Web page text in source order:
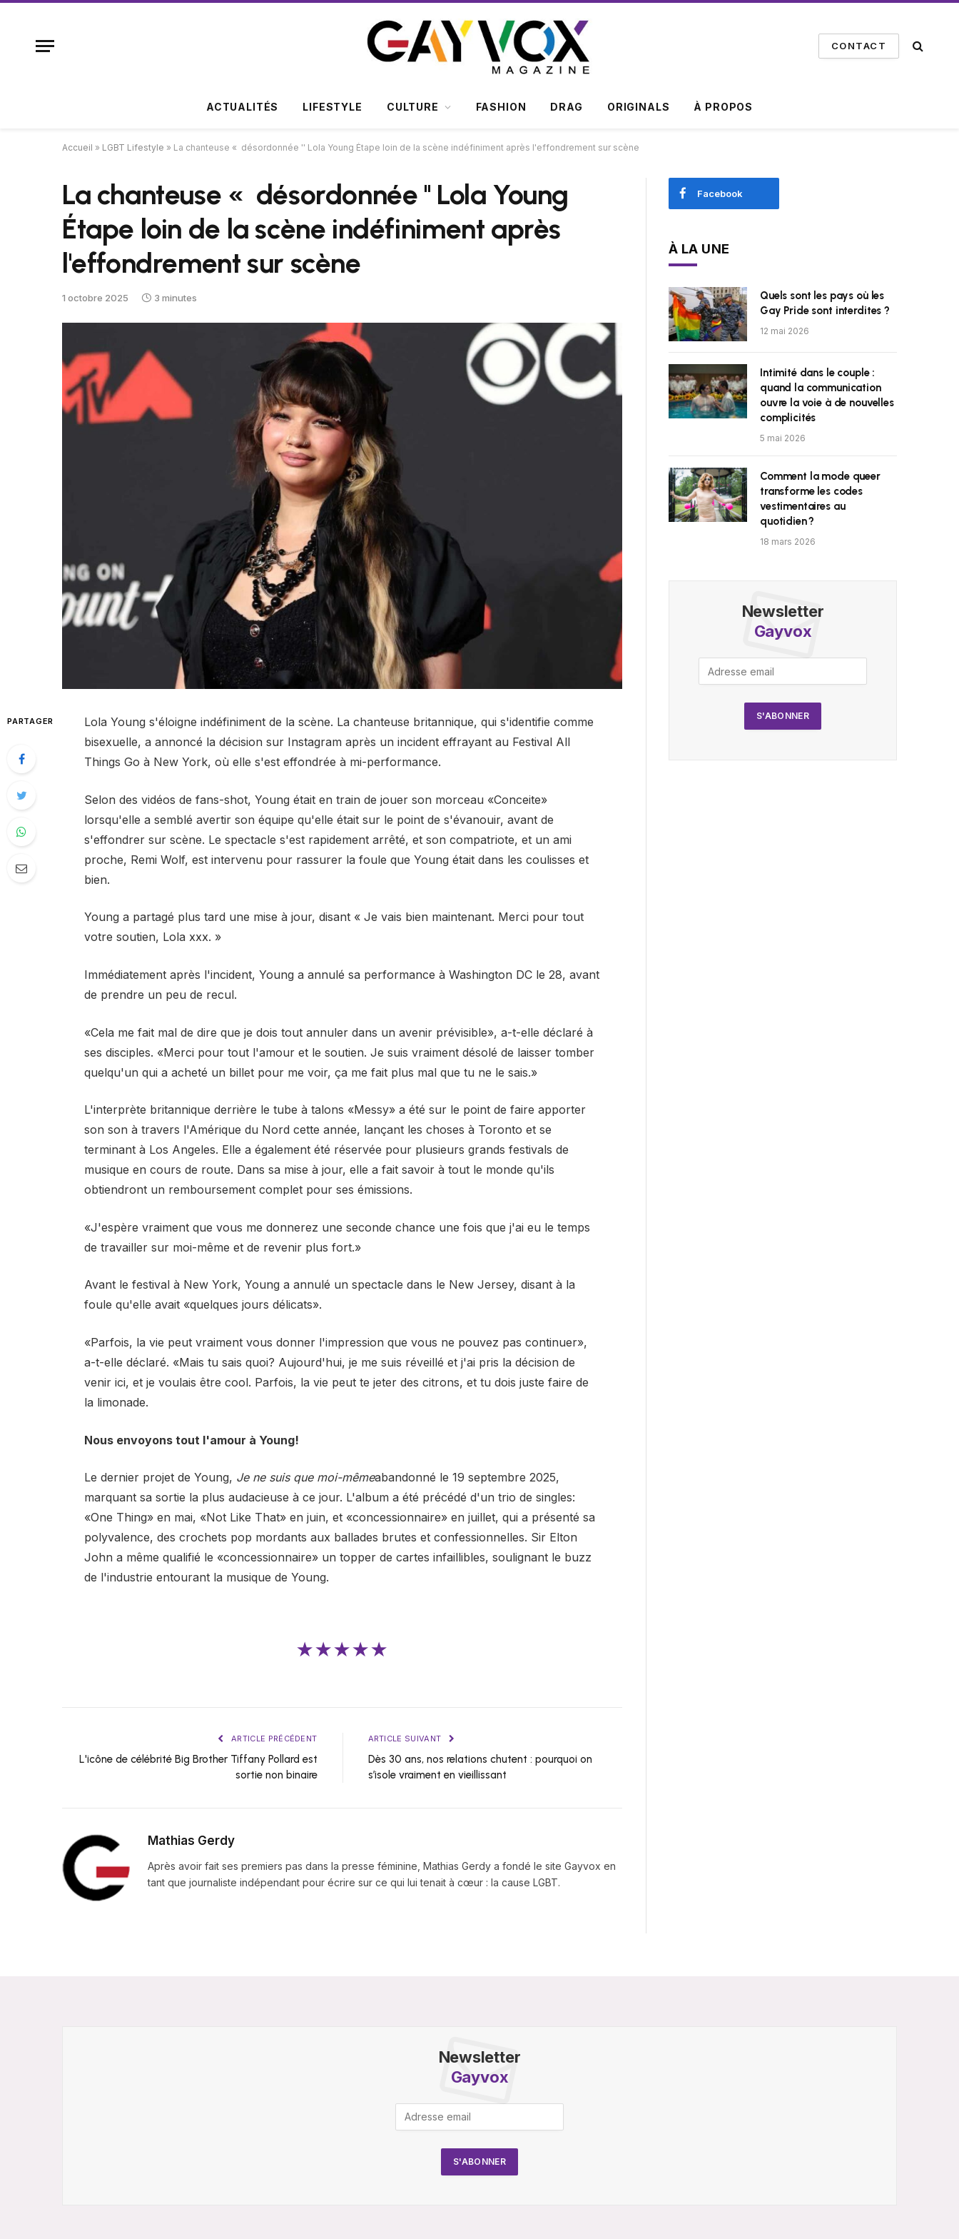
CONTACT
ACTUALITÉS LIFESTYLE CULTURE FASHION DRAG ORIGINALS À PROPOS
Accueil » LGBT Lifestyle » La chanteuse « désordonnée '' Lola Young Étape loin de la scène indéfiniment après l'effondrement sur scène
La chanteuse « désordonnée '' Lola Young
Étape loin de la scène indéfiniment après
l'effondrement sur scène
1 octobre 2025 3 minutes
PARTAGER
Lola Young s'éloigne indéfiniment de la scène. La chanteuse britannique, qui s'identifie comme
bisexuelle, a annoncé la décision sur Instagram après un incident effrayant au Festival All
Things Go à New York, où elle s'est effondrée à mi-performance.
Selon des vidéos de fans-shot, Young était en train de jouer son morceau «Conceite»
lorsqu'elle a semblé avertir son équipe qu'elle était sur le point de s'évanouir, avant de
s'effondrer sur scène. Le spectacle s'est rapidement arrêté, et son compatriote, et un ami
proche, Remi Wolf, est intervenu pour rassurer la foule que Young était dans les coulisses et
bien.
Young a partagé plus tard une mise à jour, disant « Je vais bien maintenant. Merci pour tout
votre soutien, Lola xxx. »
Immédiatement après l'incident, Young a annulé sa performance à Washington DC le 28, avant
de prendre un peu de recul.
«Cela me fait mal de dire que je dois tout annuler dans un avenir prévisible», a-t-elle déclaré à
ses disciples. «Merci pour tout l'amour et le soutien. Je suis vraiment désolé de laisser tomber
quelqu'un qui a acheté un billet pour me voir, ça me fait plus mal que tu ne le sais.»
L'interprète britannique derrière le tube à talons «Messy» a été sur le point de faire apporter
son son à travers l'Amérique du Nord cette année, lançant les choses à Toronto et se
terminant à Los Angeles. Elle a également été réservée pour plusieurs grands festivals de
musique en cours de route. Dans sa mise à jour, elle a fait savoir à tout le monde qu'ils
obtiendront un remboursement complet pour ses émissions.
«J'espère vraiment que vous me donnerez une seconde chance une fois que j'ai eu le temps
de travailler sur moi-même et de revenir plus fort.»
Avant le festival à New York, Young a annulé un spectacle dans le New Jersey, disant à la
foule qu'elle avait «quelques jours délicats».
«Parfois, la vie peut vraiment vous donner l'impression que vous ne pouvez pas continuer»,
a-t-elle déclaré. «Mais tu sais quoi? Aujourd'hui, je me suis réveillé et j'ai pris la décision de
venir ici, et je voulais être cool. Parfois, la vie peut te jeter des citrons, et tu dois juste faire de
la limonade.
Nous envoyons tout l'amour à Young!
Le dernier projet de Young, Je ne suis que moi-mêmeabandonné le 19 septembre 2025,
marquant sa sortie la plus audacieuse à ce jour. L'album a été précédé d'un trio de singles:
«One Thing» en mai, «Not Like That» en juin, et «concessionnaire» en juillet, qui a présenté sa
polyvalence, des crochets pop mordants aux ballades brutes et confessionnelles. Sir Elton
John a même qualifié le «concessionnaire» un topper de cartes infaillibles, soulignant le buzz
de l'industrie entourant la musique de Young.
★★★★★
ARTICLE PRÉCÉDENT
L'icône de célébrité Big Brother Tiffany Pollard est
sortie non binaire
ARTICLE SUIVANT
Dès 30 ans, nos relations chutent : pourquoi on
s’isole vraiment en vieillissant
Mathias Gerdy
Après avoir fait ses premiers pas dans la presse féminine, Mathias Gerdy a fondé le site Gayvox en
tant que journaliste indépendant pour écrire sur ce qui lui tenait à cœur : la cause LGBT.
Facebook
À LA UNE
Quels sont les pays où les
Gay Pride sont interdites ?
12 mai 2026
Intimité dans le couple :
quand la communication
ouvre la voie à de nouvelles
complicités
5 mai 2026
Comment la mode queer
transforme les codes
vestimentaires au
quotidien ?
18 mars 2026
Newsletter
Gayvox
Newsletter
Gayvox